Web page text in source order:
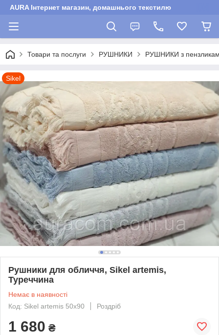
AURA Інтернет магазин, домашнього текстилю
Товари та послуги РУШНИКИ РУШНИКИ з
Sikel
Рушники для обличчя, Sikel artemis,
Туреччина
Немає в наявності
Код: Sikel artemis 50х90
Роздріб
1 680 ₴